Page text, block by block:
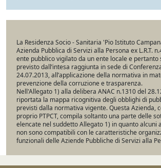
La Residenza Socio - Sanitaria 'Pio Istituto
Azienda Pubblica di Servizi alla Persona ex L.R.T.
ente pubblico vigilato da un ente locale e pertanto
previsto dall’intesa raggiunta in sede di
24.07.2013, all’applicazione della normativa in
prevenzione della corruzione e trasparenza.
Nell'Allegato 1) alla delibera ANAC n.1310 del
riportata la mappa ricognitiva degli obblighi di
previsti dalla normativa vigente. Questa Azienda,
proprio PTPCT, compila soltanto una parte delle
elencate nel suddetto Allegato 1) in quanto alcuni
non sono compatibili con le caratteristiche
funzionali delle Aziende Pubbliche di Servizi alla